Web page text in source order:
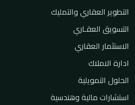
التطوير العقاري والتمليك
التسويق العقـاري
الاستثمار العقاري
ادارة الاملاك
الحلول التمويلية
استشارات مالية وهندسية